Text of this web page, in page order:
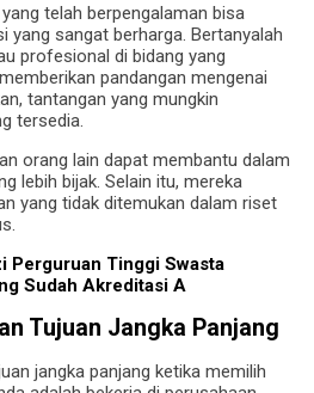
telah berpengalaman bisa
yang sangat berharga. Bertanyalah
profesional di bidang yang
pandangan mengenai
tantangan yang mungkin
tersedia.
orang lain dapat membantu dalam
lebih bijak. Selain itu, mereka
yang tidak ditemukan dalam riset
Perguruan Tinggi Swasta
Sudah Akreditasi A
Tujuan Jangka Panjang
jangka panjang ketika memilih